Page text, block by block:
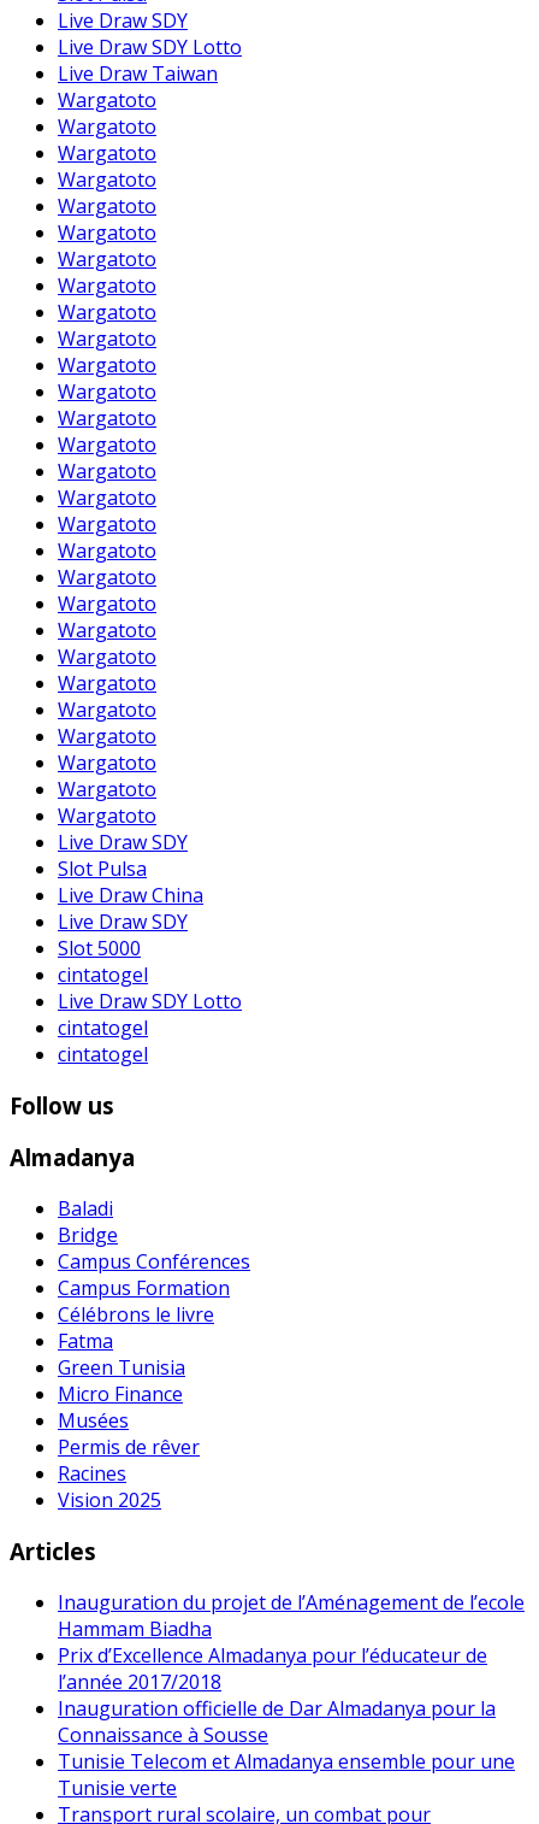
Live Draw SDY
Live Draw SDY Lotto
Live Draw Taiwan
Wargatoto
Wargatoto
Wargatoto
Wargatoto
Wargatoto
Wargatoto
Wargatoto
Wargatoto
Wargatoto
Wargatoto
Wargatoto
Wargatoto
Wargatoto
Wargatoto
Wargatoto
Wargatoto
Wargatoto
Wargatoto
Wargatoto
Wargatoto
Wargatoto
Wargatoto
Wargatoto
Wargatoto
Wargatoto
Wargatoto
Wargatoto
Wargatoto
Live Draw SDY
Slot Pulsa
Live Draw China
Live Draw SDY
Slot 5000
cintatogel
Live Draw SDY Lotto
cintatogel
cintatogel
Follow us
Almadanya
Baladi
Bridge
Campus Conférences
Campus Formation
Célébrons le livre
Fatma
Green Tunisia
Micro Finance
Musées
Permis de rêver
Racines
Vision 2025
Articles
Inauguration du projet de l’Aménagement de l’ecole
Hammam Biadha
Prix d’Excellence Almadanya pour l’éducateur de
l’année 2017/2018
Inauguration officielle de Dar Almadanya pour la
Connaissance à Sousse
Tunisie Telecom et Almadanya ensemble pour une
Tunisie verte
Transport rural scolaire, un combat pour